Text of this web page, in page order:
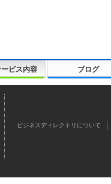
ビス内容 ブログ
ビジネスディレクトリについて